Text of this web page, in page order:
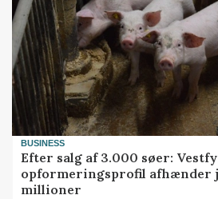
BUSINESS
Efter salg af 3.000 søer:
opformeringsprofil afhænder
millioner